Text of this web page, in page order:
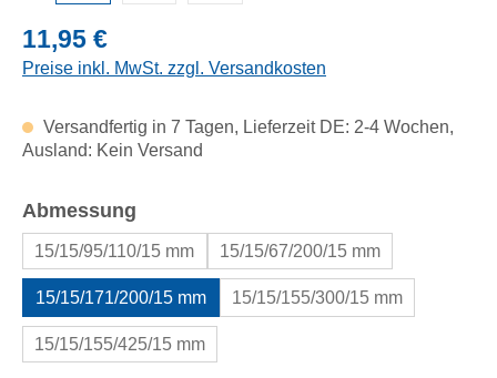
Regulärer Preis:
11,95 €
Preise inkl. MwSt. zzgl. Versandkosten
Versandfertig in 7 Tagen, Lieferzeit DE: 2-4 Wochen,
Ausland: Kein Versand
Abmessung
15/15/95/110/15 mm 15/15/67/200/15 mm
15/15/171/200/15 mm 15/15/155/300/15 mm
15/15/155/425/15 mm